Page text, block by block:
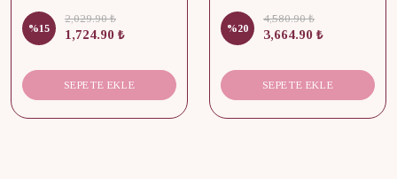
%15
2,029.90 ₺
1,724.90 ₺
SEPETE EKLE
%20
4,580.90 ₺
3,664.90 ₺
SEPETE EKLE